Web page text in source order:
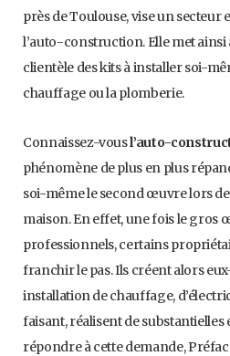
près de Toulouse, vise un secteur
l’auto-construction. Elle met ainsi
clientèle des kits à installer soi-
chauffage ou la plomberie.
Connaissez-vousl’auto-
phénomène de plus en plus
soi-même le second œuvre lors
maison. En effet, une fois le gros
professionnels, certains
franchir le pas. Ils créent alors
installation de chauffage,
faisant, réalisent de substantielles
répondre à cette demande,